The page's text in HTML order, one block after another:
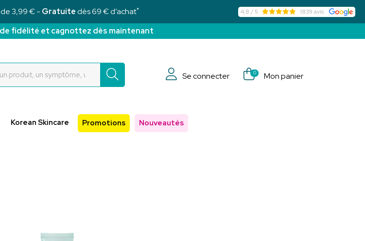
3,99 € - Gratuitedès 69 € d’achat* 4,8 / 5 1839 avis
fidélité et cagnottez dès maintenant
Se connecter
0 Mon panier
Korean Skincare Promotions Nouveautés